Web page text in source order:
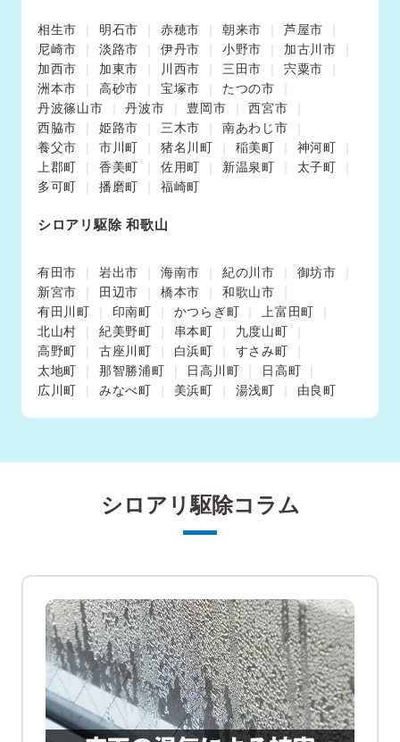
相生市 明石市 赤穂市 朝来市
芦屋市
尼崎市
淡路市 伊丹市 小野市
加古川市
加西市
加東市 川西市 三田市
宍粟市
洲本市
高砂市 宝塚市
たつの市
丹波篠山市
丹波市 豊岡市
西宮市
西脇市
姫路市 三木市
南あわじ市
養父市
市川町 猪名川町 稲美町
神河町
上郡町
香美町 佐用町 新温泉町
太子町
多可町
播磨町 福崎町
シロアリ駆除 和歌山
有田市 岩出市 海南市 紀の川市
御坊市
新宮市
田辺市 橋本市
和歌山市
有田川町
印南町 かつらぎ町
上富田町
北山村
紀美野町 串本町
九度山町
高野町
古座川町 白浜町
すさみ町
太地町
那智勝浦町 日高川町
日高町
広川町
みなべ町 美浜町 湯浅町 由良町
シロアリ駆除コラム